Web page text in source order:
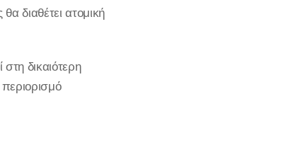
διαθέτει ατομική
δικαιότερη